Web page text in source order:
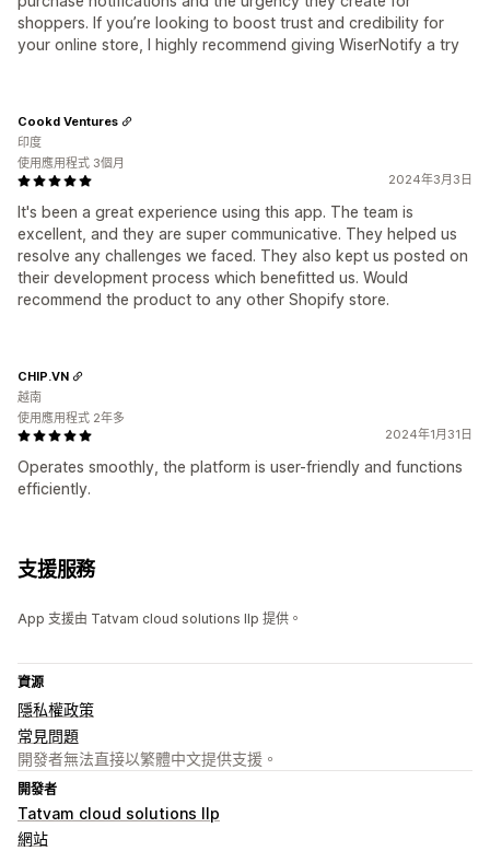
shoppers. If you’re looking to boost trust and credibility for
your online store, I highly recommend giving WiserNotify a try
2024年3月3日
It's been a great experience using this app. The team is
excellent, and they are super communicative. They helped us
resolve any challenges we faced. They also kept us posted on
their development process which benefitted us. Would
recommend the product to any other Shopify store.
Cookd Ventures
印度
使用應用程式 3個月
2024年1月31日
Operates smoothly, the platform is user-friendly and functions
efficiently.
CHIP.VN
越南
使用應用程式 2年多
支援服務
App 支援由 Tatvam cloud solutions llp 提供。
資源
隱私權政策
常見問題
開發者無法直接以繁體中文提供支援。
開發者
Tatvam cloud solutions llp
網站